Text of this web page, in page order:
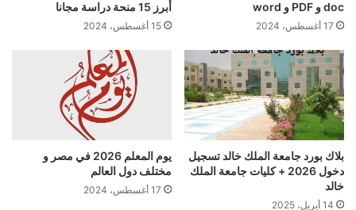
doc و PDF و word
17 أغسطس، 2024
أبرز 15 منحة دراسة مجانا
15 أغسطس، 2024
بلاك بورد جامعة الملك خالد تسجيل
دخول 2026 + كليات جامعة الملك
خالد
14 أبريل، 2025
يوم المعلم 2026 في مصر و
مختلف دول العالم
17 أغسطس، 2024